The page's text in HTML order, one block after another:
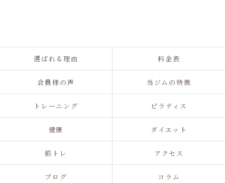
選ばれる理由 料金表
会員様の声 当ジムの特徴
トレーニング ピラティス
健康 ダイエット
筋トレ アクセス
ブログ コラム